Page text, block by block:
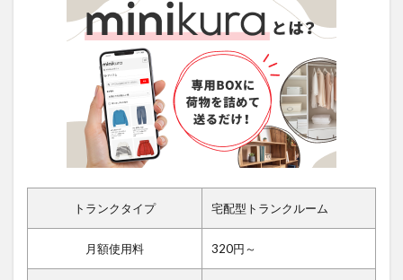
トランクタイプ 宅配型トランクルーム
月額使用料 320円～